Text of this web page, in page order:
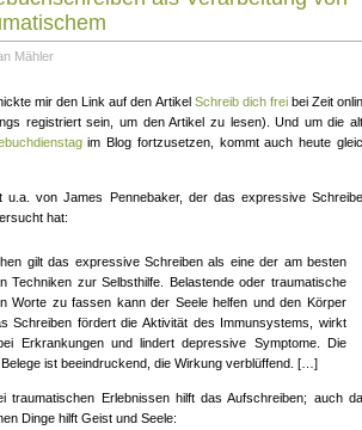
Mähler
mir den Link auf den Artikel Schreib dich freibei Zeit
registriert sein, um den Artikel zu lesen). Und um die
im Blog fortzusetzen, kommt auch heute
u.a. von James Pennebaker, der das expressive
hat:
gilt das expressive Schreiben als eine der am besten
Techniken zur Selbsthilfe. Belastende oder traumatische
Worte zu fassen kann der Seele helfen und den Körper
Schreiben fördert die Aktivität des Immunsystems, wirkt
Erkrankungen und lindert depressive Symptome. Die
ist beeindruckend, die Wirkung verblüffend. […]
traumatischen Erlebnissen hilft das Aufschreiben; auch
Dinge hilft Geist und Seele: